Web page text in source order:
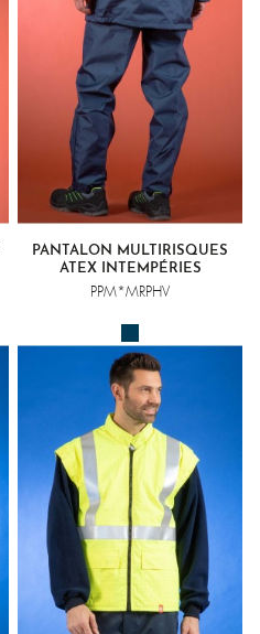
PANTALON MULTIRISQUES
ATEX INTEMPÉRIES
PPM*MRPHV